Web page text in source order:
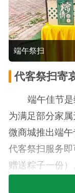
端午祭扫
代客祭扫寄
端午佳节
为满足部分家
微商城推出端
代客祭扫服务
赠送粽子一份
扫流程，代为